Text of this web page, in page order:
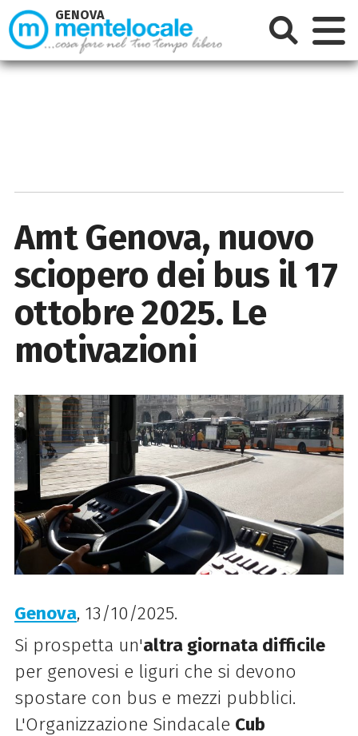
Amt Genova, nuovo
sciopero dei bus il 17
ottobre 2025. Le
motivazioni
Genova, 13/10/2025.
Si prospetta un'altra giornata difficile
per genovesi e liguri che si devono
spostare con bus e mezzi pubblici.
L'Organizzazione Sindacale Cub
GENOVA